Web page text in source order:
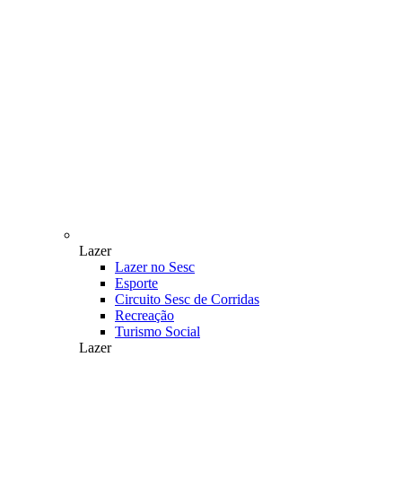
Lazer
Lazer no Sesc
Esporte
Circuito Sesc de Corridas
Recreação
Turismo Social
Lazer